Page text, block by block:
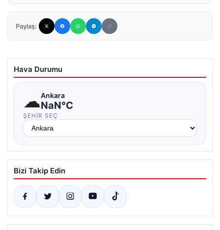
Paylaş:
Hava Durumu
☁Ankara
NaN°C
ŞEHIR SEÇ
Bizi Takip Edin